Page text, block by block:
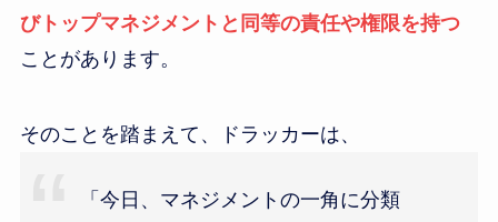
びトップマネジメントと同等の責任や権限を持つ
ことがあります。
そのことを踏まえて、ドラッカーは、
「今日、マネジメントの一角に分類